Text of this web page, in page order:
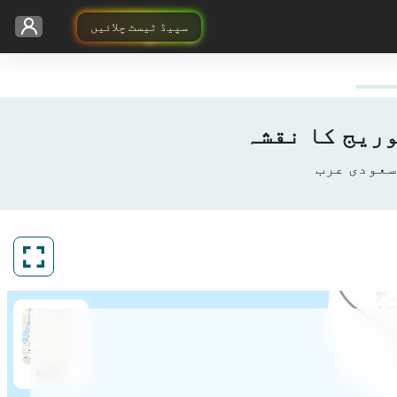
سپیڈ ٹیسٹ چلائیں